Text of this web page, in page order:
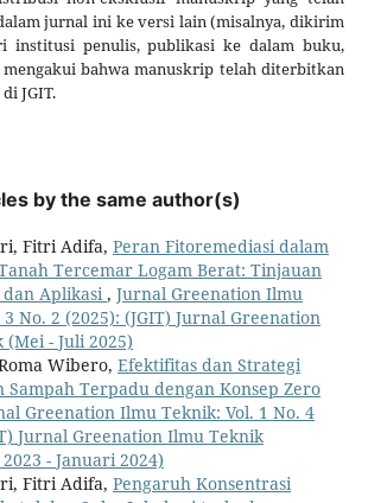
jurnal ini ke versi lain (misalnya, dikirim
institusi penulis, publikasi ke dalam buku,
mengakui bahwa manuskrip telah diterbitkan
JGIT.
by the same author(s)
Fitri Adifa, Peran Fitoremediasi dalam
Tercemar Logam Berat: Tinjauan
Aplikasi, Jurnal Greenation Ilmu
No. 2 (2025): (JGIT) Jurnal Greenation
- Juli 2025)
Wibero, Efektifitas dan Strategi
Sampah Terpadu dengan Konsep Zero
Greenation Ilmu Teknik: Vol. 1 No. 4
Jurnal Greenation Ilmu Teknik
- Januari 2024)
Fitri Adifa, Pengaruh Konsentrasi